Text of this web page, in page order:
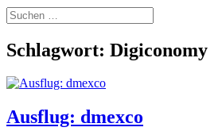
Suchen
nach:
Schlagwort: Digiconomy
Ausflug: dmexco